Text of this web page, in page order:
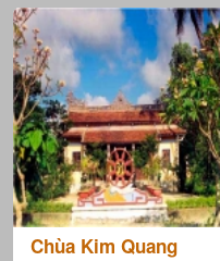
Chùa Kim Quang